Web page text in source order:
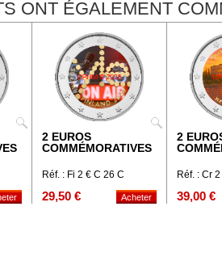
ONT ÉGALEMENT
2 EUROS
COMMÉMORATIVES
Réf. : Fi 2 € C 26 C
29,50 €
2
Réf. : Cr
39,00 €